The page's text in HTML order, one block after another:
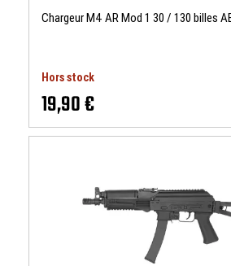
Chargeur M4 AR Mod 1 30 / 130 billes
Hors stock
19,90 €